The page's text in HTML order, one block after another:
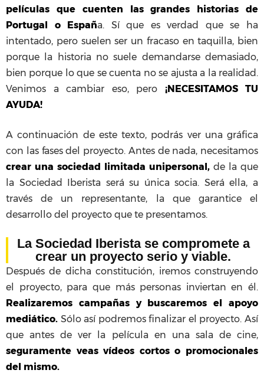
películas que cuenten las grandes historias de
Portugal o España. Sí que es verdad que se ha
intentado, pero suelen ser un fracaso en taquilla, bien
porque la historia no suele demandarse demasiado,
bien porque lo que se cuenta no se ajusta a la realidad.
Venimos a cambiar eso, pero ¡NECESITAMOS TU
AYUDA!
A continuación de este texto, podrás ver una gráfica
con las fases del proyecto. Antes de nada, necesitamos
crear una sociedad limitada unipersonal, de la que
la Sociedad Iberista será su única socia. Será ella, a
través de un representante, la que garantice el
desarrollo del proyecto que te presentamos.
La Sociedad Iberista se compromete a
crear un proyecto serio y viable.
Después de dicha constitución, iremos construyendo
el proyecto, para que más personas inviertan en él.
Realizaremos campañas y buscaremos el apoyo
mediático. Sólo así podremos finalizar el proyecto. Así
que antes de ver la película en una sala de cine,
seguramente veas vídeos cortos o promocionales
del mismo.